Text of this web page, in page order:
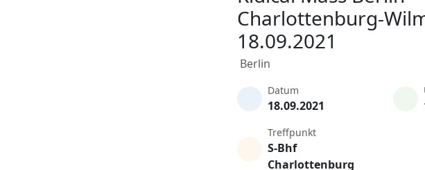
Charlottenburg-
18.09.2021
Berlin
Datum
18.09.2021
Treffpunkt
S-Bhf
Charlottenburg